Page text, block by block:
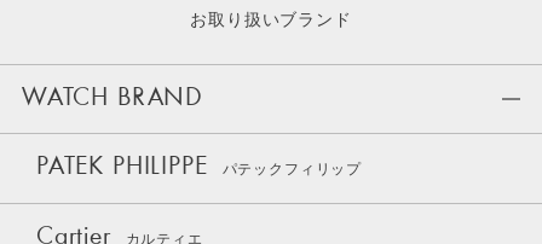
お取り扱いブランド
WATCH BRAND
PATEK PHILIPPE パテックフィリップ
Cartier カルティエ